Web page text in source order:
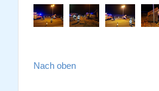
Nach oben